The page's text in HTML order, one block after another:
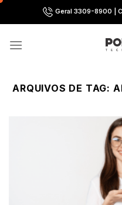
Skip
to
Geral 3309-8900 |
ARQUIVOS DE TAG: